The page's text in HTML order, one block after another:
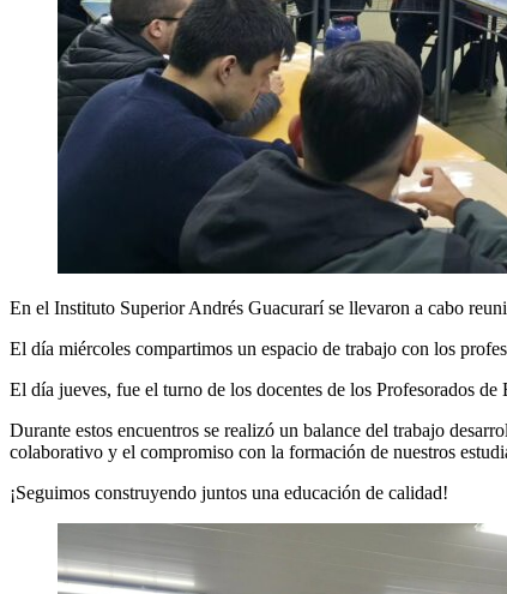
En el Instituto Superior Andrés Guacurarí se llevaron a cabo
El día miércoles compartimos un espacio de trabajo con los
El día jueves, fue el turno de los docentes de los Profesorados de
Durante estos encuentros se realizó un balance del trabajo
colaborativo y el compromiso con la formación de nuestros
¡Seguimos construyendo juntos una educación de calidad!